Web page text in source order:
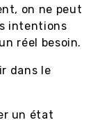
on ne peut
intentions
réel besoin.
dans le
un état